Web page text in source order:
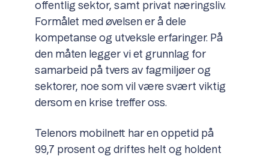
offentlig sektor, samt privat næringsliv.
Formålet med øvelsen er å dele
kompetanse og utveksle erfaringer. På
den måten legger vi et grunnlag for
samarbeid på tvers av fagmiljøer og
sektorer, noe som vil være svært viktig
dersom en krise treffer oss.
Telenors mobilnett har en oppetid på
99,7 prosent og driftes helt og holdent